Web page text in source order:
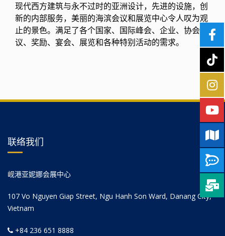
现代西方建筑与永不过时的亚洲设计，先进的设施，创
新的内部服务，美丽的海滨会议和展览中心令人叹为观
止的景色。满足了各个国家、国际峰会、企业、协会会
议、奖励、宴会、展览和各种特别活动的需求。
联络我们
岘港亚妮娜会展中心
107 Vo Nguyen Giap Street, Ngu Hanh Son Ward, Danang City,
Vietnam
+84 236 651 8888